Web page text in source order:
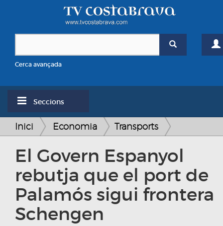
Cerca avançada
Seccions
Inici Economia Transports
El Govern Espanyol
rebutja que el port de
Palamós sigui frontera
Schengen